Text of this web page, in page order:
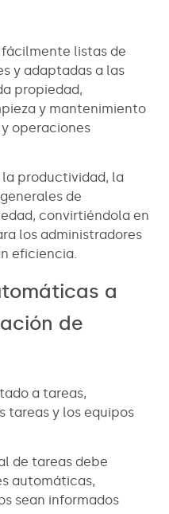
fácilmente listas de
y adaptadas a las
propiedad,
y mantenimiento
operaciones
productividad, la
de
convirtiéndola en
los administradores
eficiencia.
a
de
a tareas,
tareas y los equipos
de tareas debe
automáticas,
sean informados